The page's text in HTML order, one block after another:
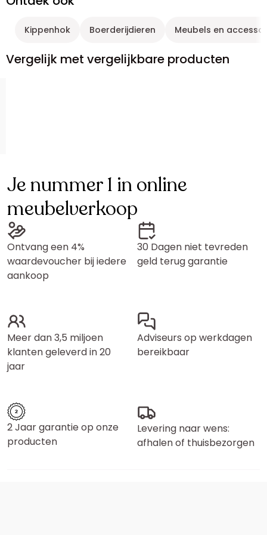
Kippenhok Boerderijdieren Meubels en
Vergelijk met vergelijkbare producten
Je nummer 1 in online
meubelverkoop
Ontvang een 4%
waardevoucher bij iedere
aankoop
30 Dagen niet tevreden
geld terug garantie
Meer dan 3,5 miljoen
klanten geleverd in 20
jaar
Adviseurs op werkdagen
bereikbaar
2 Jaar garantie op onze
producten
Levering naar wens:
afhalen of thuisbezorgen